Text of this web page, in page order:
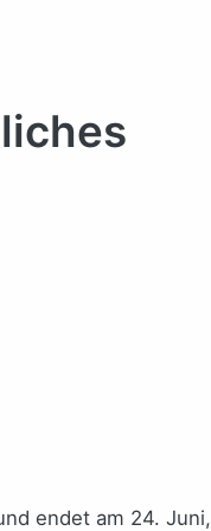
endet am 24. Juni,